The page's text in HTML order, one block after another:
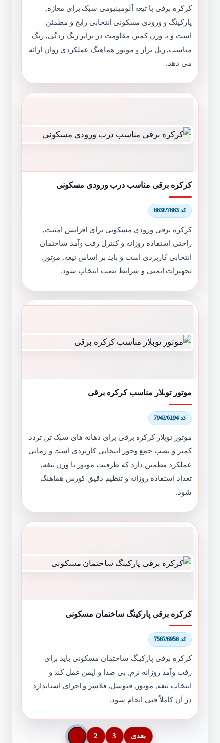
کرکره برقی با تیغه آلومینیومی سبک برای مغازه,
پارکینگ و ورودی مسکونی انتخابی رایج و مطمئن
است و با وزن کمتر, مقاومت در برابر زنگ زدگی, رنگ
مناسب, ریل تراز و موتور هماهنگ عملکردی روان ارائه
می دهد.
کرکره برقی مناسب درب ورودی مسکونی
کد 6638/7663
کرکره برقی ورودی مسکونی برای افزایش امنیت,
راحتی استفاده روزانه و کنترل رفت وآمد ساختمان
انتخابی کاربردی است و باید بر اساس تیغه, موتور,
تجهیزات ایمنی و شرایط نصب انتخاب شود.
موتور توبلار مناسب کرکره برقی
کد 7943/6194
موتور توبلار کرکره برقی برای دهانه های سبک تر, تردد
کمتر و نصب جمع وجور انتخابی کاربردی است و زمانی
عملکرد مطمئن دارد که ظرفیت موتور با وزن تیغه,
تعداد استفاده روزانه و تنظیم دقیق کورس هماهنگ
شود.
کرکره برقی پارکینگ ساختمان مسکونی
کد 7567/6956
کرکره برقی پارکینگ ساختمان مسکونی باید برای
رفت وآمد روزانه نرم, بی صدا و ایمن عمل کند و
انتخاب تیغه, موتور, فتوسل, فلاشر و اجرای استاندارد
در آن کاملاً فنی انجام شود.
1 2 3 بعدی